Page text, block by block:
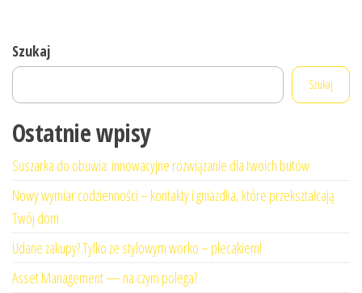
Szukaj
Szukaj
Ostatnie wpisy
Suszarka do obuwia: innowacyjne rozwiązanie dla twoich butów
Nowy wymiar codzienności – kontakty i gniazdka, które przekształcają
Twój dom
Udane zakupy? Tylko ze stylowym worko – plecakiem!
Asset Management — na czym polega?